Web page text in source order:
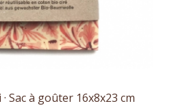
Sac à goûter 16x8x23 cm